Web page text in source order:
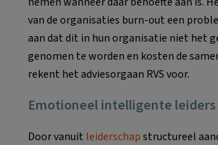
van de organisaties burn-out een
aan dat dit in hun organisatie niet het
genomen te worden en kosten de
rekent het adviesorgaan RVS voor.
Emotioneel intelligente
Door vanuit leiderschapstructureel